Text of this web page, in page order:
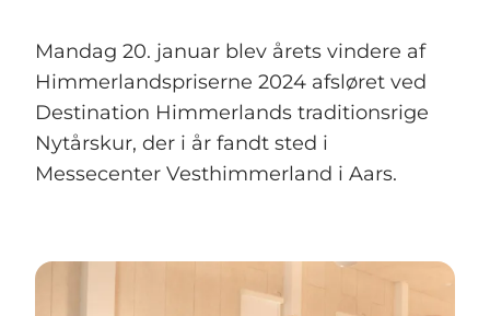
Mandag 20. januar blev årets vindere af
Himmerlandspriserne 2024 afsløret ved
Destination Himmerlands traditionsrige
Nytårskur, der i år fandt sted i
Messecenter Vesthimmerland i Aars.